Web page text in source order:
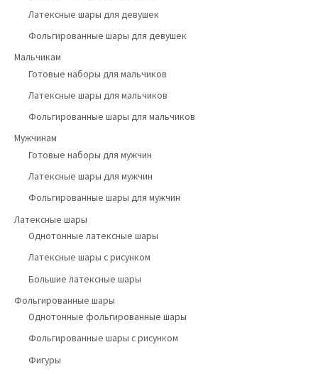
Латексные шары для девушек
Фольгированные шары для девушек
Мальчикам
Готовые наборы для мальчиков
Латексные шары для мальчиков
Фольгированные шары для мальчиков
Мужчинам
Готовые наборы для мужчин
Латексные шары для мужчин
Фольгированные шары для мужчин
Латексные шары
Однотонные латексные шары
Латексные шары с рисунком
Большие латексные шары
Фольгированные шары
Однотонные фольгированные шары
Фольгированные шары с рисунком
Фигуры